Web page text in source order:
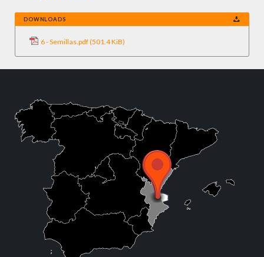
DOWNLOADS
6 - Semillas.pdf(501.4 KiB)